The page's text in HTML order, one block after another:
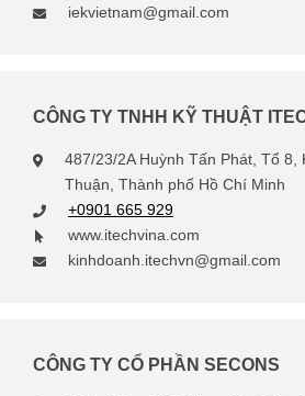
iekvietnam@gmail.com
CÔNG TY TNHH KỸ THUẬT
487/23/2A Huỳnh Tấn Phát, Tổ 8,
Thuận, Thành phố Hồ Chí Minh
+0901 665 929
www.itechvina.com
kinhdoanh.itechvn@gmail.com
CÔNG TY CỔ PHẦN SECONS